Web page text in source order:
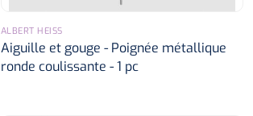
ALBERT HEISS
Aiguille et gouge - Poignée métallique
ronde coulissante - 1 pc